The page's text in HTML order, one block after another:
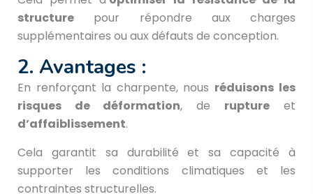
structure pour répondre aux charges
supplémentaires ou aux défauts de conception.
2. Avantages :
En renforçant la charpente, nous réduisons les
risques de déformation, de rupture et
d’affaiblissement.
Cela garantit sa durabilité et sa capacité à
supporter les conditions climatiques et les
contraintes structurelles.